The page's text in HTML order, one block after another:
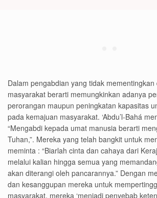
Dalam pengabdian yang tidak
masyarakat berarti memungkinkan adanya
perorangan maupun peningkatan kapasitas
pada kemajuan masyarakat. ‘Abdu’l-Bahá
“Mengabdi kepada umat manusia berarti
Tuhan,”. Mereka yang telah bangkit untuk
meminta : “Biarlah cinta dan cahaya dari
melalui kalian hingga semua yang
akan diterangi oleh pancarannya.” Dengan
dan kesanggupan mereka untuk
masyarakat, mereka ‘menjadi penyebab